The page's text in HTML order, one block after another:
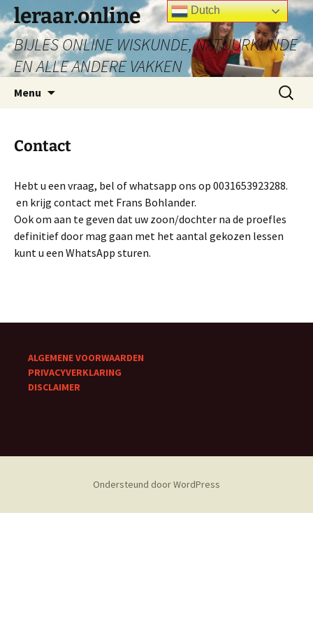
naar
de
inhoud
leraar.online
BIJLES ONLINE WISKUNDE, NATUURKUNDE
EN ALLE ANDERE VAKKEN
Menu
Zoeken
naar:
Contact
Hebt u een vraag, bel of whatsapp ons op 0031653923288.
en krijg contact met Frans Bohlander.
Ook om aan te geven dat uw zoon/dochter na de proefles
definitief door mag gaan met het aantal gekozen lessen
kunt u een WhatsApp sturen.
ALGEMENE VOORWAARDEN
PRIVACYVERKLARING
DISCLAIMER
Ondersteund door WordPress
Dutch